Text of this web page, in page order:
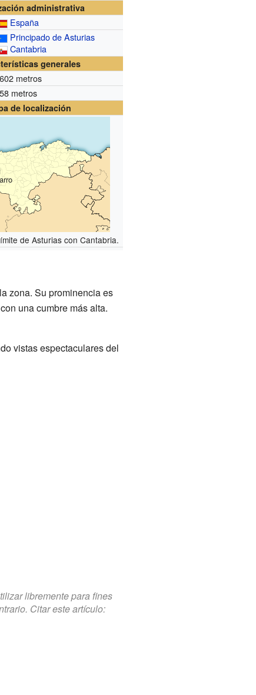
administrativa
España
Principado de Asturias
Cantabria
generales
metros
metros
de localización
de Asturias con Cantabria.
zona. Su prominencia es
una cumbre más alta.
vistas espectaculares del
libremente para fines
Citar este artículo: